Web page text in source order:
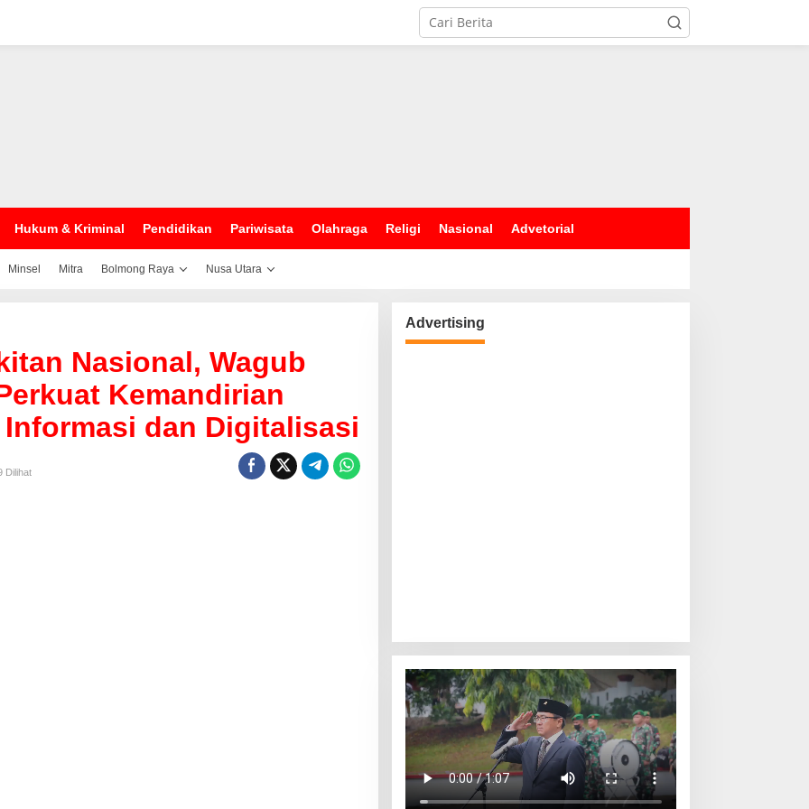
Hukum & Kriminal Pendidikan Pariwisata Olahraga Religi Nasional Advetorial
Minsel Mitra Bolmong Raya Nusa Utara
Nasional, Wagub
Kemandirian
dan Digitalisasi
Dilihat
Advertising